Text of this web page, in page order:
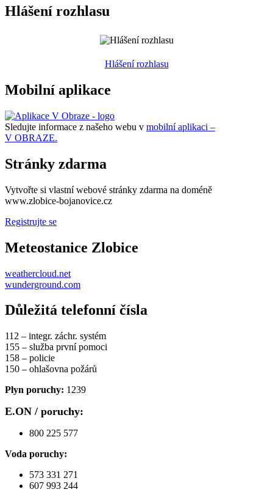
Hlášení rozhlasu
Hlášení rozhlasu
Mobilní aplikace
Sledujte informace z našeho webu v mobilní aplikaci –
V OBRAZE.
Stránky zdarma
Vytvořte si vlastní webové stránky zdarma na doméně
www.zlobice-bojanovice.cz
Registrujte se
Meteostanice Zlobice
weathercloud.net
wunderground.com
Důležitá telefonní čísla
112 – integr. záchr. systém
155 – služba první pomoci
158 – policie
150 – ohlašovna požárů
Plyn poruchy: 1239
E.ON / poruchy:
800 225 577
Voda poruchy:
573 331 271
607 993 244